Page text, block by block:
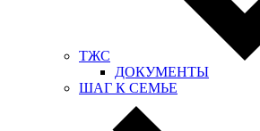
ТЖС
ДОКУМЕНТЫ
ШАГ К СЕМЬЕ